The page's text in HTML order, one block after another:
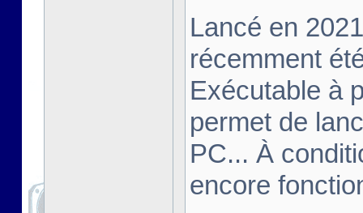
Lancé en
récemment
Exécutable à
permet de
PC... À
encore